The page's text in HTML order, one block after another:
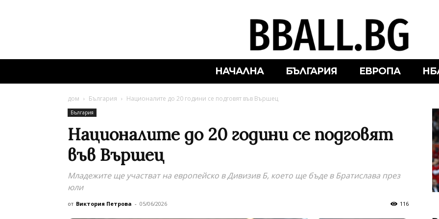
НАЧАЛНА БЪЛГАРИЯ ЕВРОПА
дом България Националите до 20 години се подговят във Вършец
България
Националите до 20 години се подговят
във Вършец
Младежите ще участват на европейско в Дивизив Б, което ще бъде в Братислава през
юли
от Виктория Петрова - 05/06/2026 116